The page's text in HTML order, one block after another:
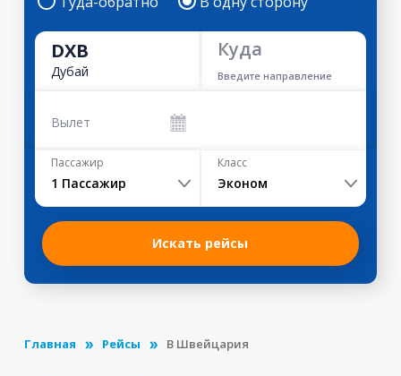
DXB
Дубай
Куда
Введите направление
Вылет
Пассажир
1 Пассажир
Класс
Эконом
Искать рейсы
Главная Рейсы В Швейцария